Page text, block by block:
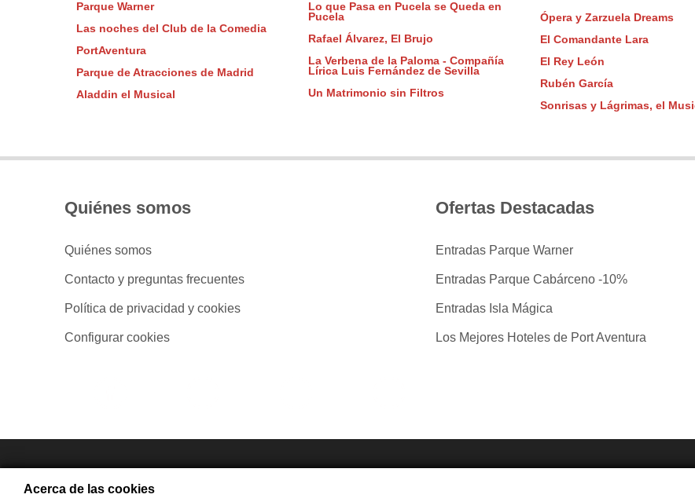
Parque Warner
Las noches del Club de la Comedia
PortAventura
Parque de Atracciones de Madrid
Aladdin el Musical
Lo que Pasa en Pucela se Queda en
Pucela
Rafael Álvarez, El Brujo
La Verbena de la Paloma - Compañía
Lírica Luis Fernández de Sevilla
Un Matrimonio sin Filtros
Ópera y Zarzuela Dreams
El Comandante Lara
El Rey León
Rubén García
Sonrisas y Lágrimas, el
Quiénes somos
Quiénes somos
Contacto y preguntas frecuentes
Política de privacidad y cookies
Configurar cookies
Ofertas Destacadas
Entradas Parque Warner
Entradas Parque Cabárceno -10%
Entradas Isla Mágica
Los Mejores Hoteles de Port Aventura
Acerca de las cookies